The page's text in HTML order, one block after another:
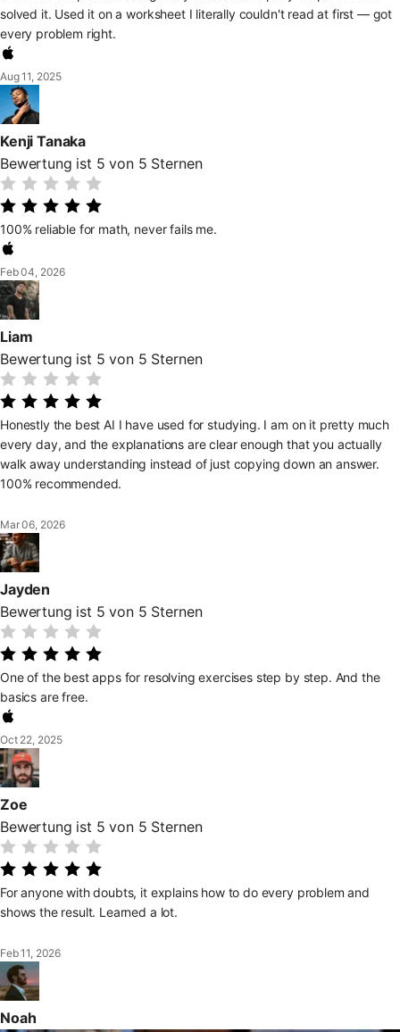
solved it. Used it on a worksheet I literally couldn't read at first — got
every problem right.
Aug 11, 2025
Kenji Tanaka
Bewertung ist 5 von 5 Sternen
100% reliable for math, never fails me.
Feb 04, 2026
Liam
Bewertung ist 5 von 5 Sternen
Honestly the best AI I have used for studying. I am on it pretty much
every day, and the explanations are clear enough that you actually
walk away understanding instead of just copying down an answer.
100% recommended.
Mar 06, 2026
Jayden
Bewertung ist 5 von 5 Sternen
One of the best apps for resolving exercises step by step. And the
basics are free.
Oct 22, 2025
Zoe
Bewertung ist 5 von 5 Sternen
For anyone with doubts, it explains how to do every problem and
shows the result. Learned a lot.
Feb 11, 2026
Noah